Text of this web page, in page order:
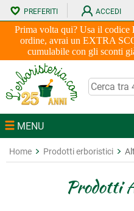
Prima volta qui? Usa il codice
ordine, avrai un EXTRA
cumulabile con gli sconti
PREFERITI ACCEDI
MENU
Home Prodotti erboristici
Prodotti